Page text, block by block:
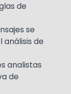
de
se
de
analistas
de